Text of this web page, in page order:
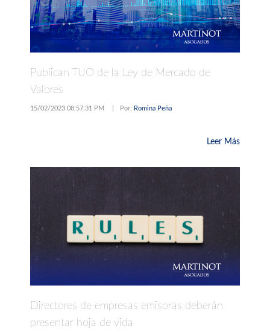
Publican TUO de la Ley de Mercado de
Valores
15/02/2023 08:57:31 PM Por: Romina Peña
Leer Más
Directores de empresas emisoras deberán
presentar hoja de vida